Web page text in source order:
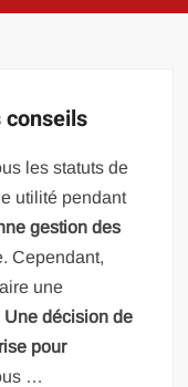
conseils
les statuts de
utilité pendant
gestion des
Cependant,
une
Une décision de
pour
…